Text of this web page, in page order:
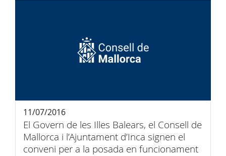
El Govern de les Illes Balears, el Consell de
Mallorca i l’Ajuntament d’Inca signen el
conveni per a la posada en funcionament
11/07/2016